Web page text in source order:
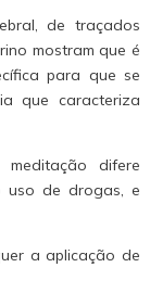
de traçados
mostram que é
para que se
que caracteriza
difere
uso de drogas, e
a aplicação de